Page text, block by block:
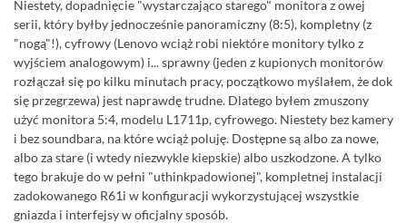
Niestety, dopadnięcie "wystarczająco starego" monitora z owej
serii, który byłby jednocześnie panoramiczny (8:5), kompletny (z
"nogą"!), cyfrowy (Lenovo wciąż robi niektóre monitory tylko z
wyjściem analogowym) i... sprawny (jeden z kupionych monitorów
rozłączał się po kilku minutach pracy, początkowo myślałem, że dok
się przegrzewa) jest naprawdę trudne. Dlatego byłem zmuszony
użyć monitora 5:4, modelu L1711p, cyfrowego. Niestety bez kamery
i bez soundbara, na które wciąż poluję. Dostępne są albo za nowe,
albo za stare (i wtedy niezwykle kiepskie) albo uszkodzone. A tylko
tego brakuje do w pełni "uthinkpadowionej", kompletnej instalacji
zadokowanego R61i w konfiguracji wykorzystującej wszystkie
gniazda i interfejsy w oficjalny sposób.